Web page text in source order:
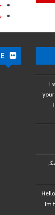
I
your
Im